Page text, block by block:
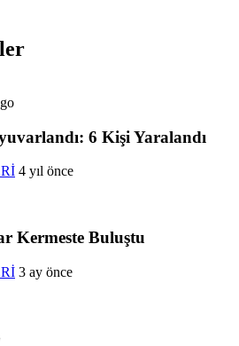
6 Kişi Yaralandı
4 yıl önce
Kermeste Buluştu
3 ay önce